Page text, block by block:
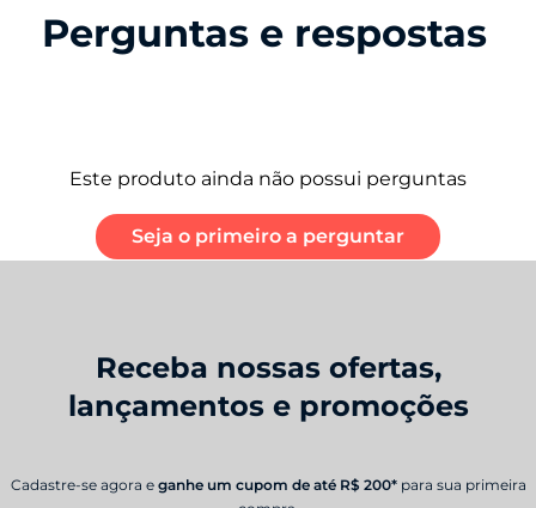
Perguntas e respostas
Este produto ainda não possui perguntas
Seja o primeiro a perguntar
Receba nossas ofertas,
lançamentos e promoções
Cadastre-se agora e ganhe um cupom de até R$ 200* para sua primeira